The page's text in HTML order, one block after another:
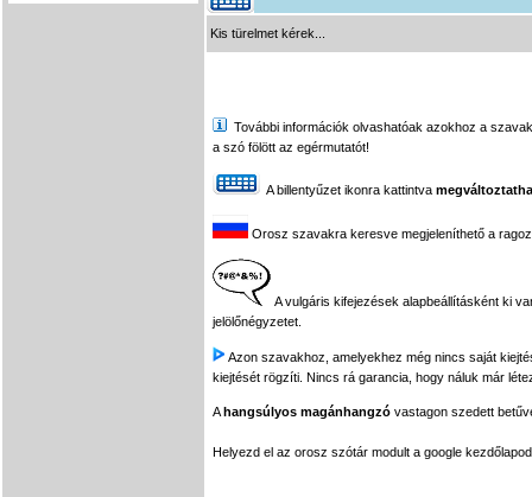
Kis türelmet kérek...
További információk olvashatóak azokhoz a
a szó fölött az egérmutatót!
A billentyűzet ikonra kattintva
Orosz szavakra keresve megjeleníthető a
A vulgáris kifejezések alapbeállításként ki
jelölőnégyzetet.
Azon szavakhoz, amelyekhez még nincs saját
kiejtését rögzíti. Nincs rá garancia, hogy náluk már
Ahangsúlyos magánhangzó vastagon szedett
Helyezd el az orosz szótár modult a google